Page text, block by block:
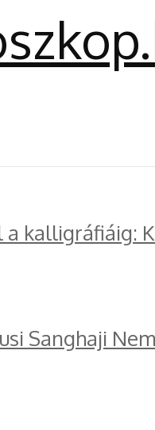
kalligráfiáig:
Sanghaji